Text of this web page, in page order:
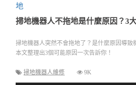
掃地機器人不拖地是什麼原因？3
掃地機器人突然不會拖地了？是什麼原因導致
本文整理出3個可能原因一次告訴你！
掃地機器人維修 9K